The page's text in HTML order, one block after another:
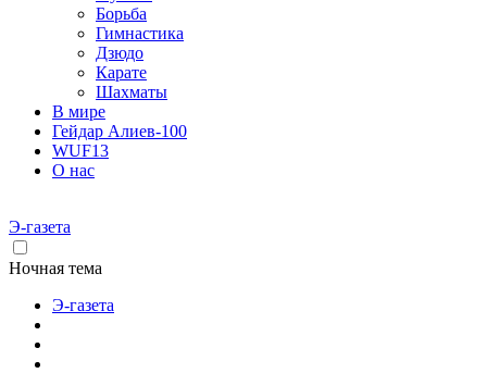
Борьба
Гимнастика
Дзюдо
Карате
Шахматы
В мире
Гейдар Алиев-100
WUF13
О нас
Э-газета
Ночная тема
Э-газета